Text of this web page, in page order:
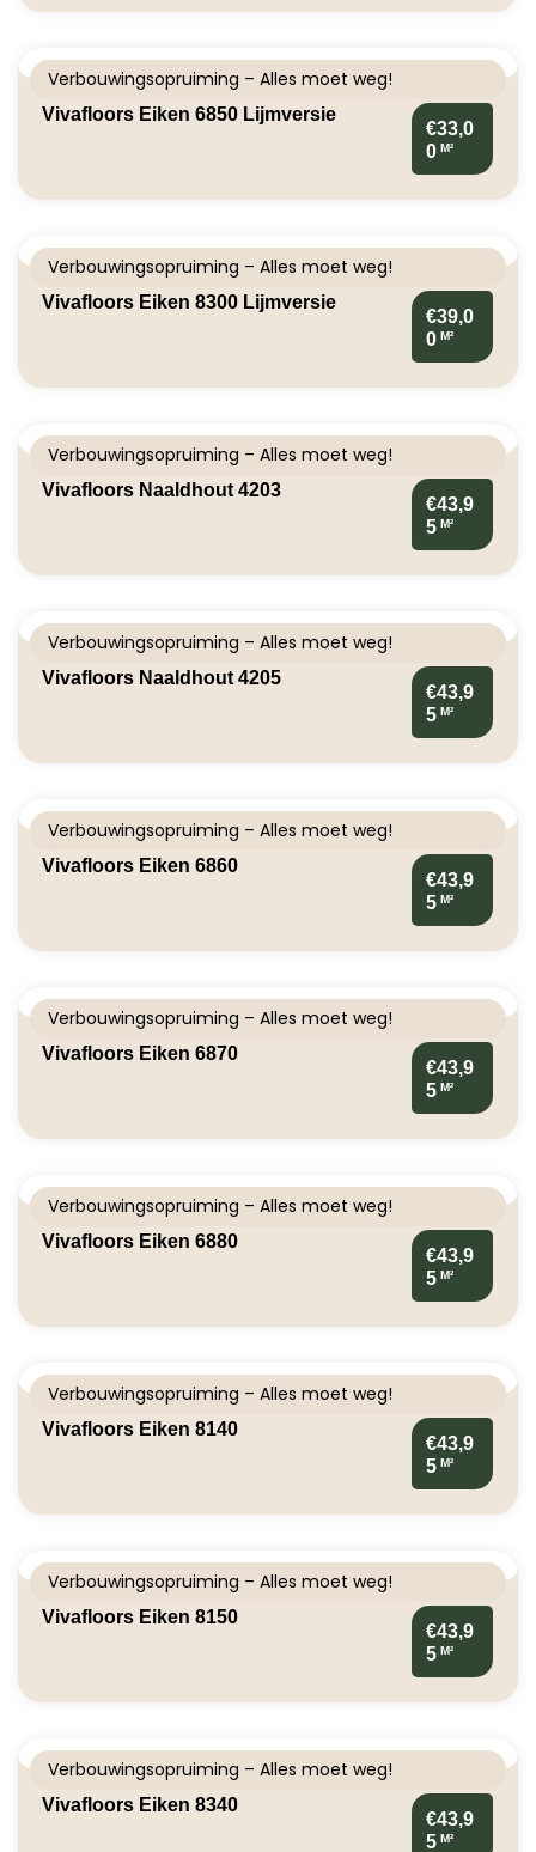
Verbouwingsopruiming – Alles moet weg!
Vivafloors Eiken 6850 Lijmversie
€33,0
0 M²
Verbouwingsopruiming – Alles moet weg!
Vivafloors Eiken 8300 Lijmversie
€39,0
0 M²
Verbouwingsopruiming – Alles moet weg!
Vivafloors Naaldhout 4203
€43,9
5 M²
Verbouwingsopruiming – Alles moet weg!
Vivafloors Naaldhout 4205
€43,9
5 M²
Verbouwingsopruiming – Alles moet weg!
Vivafloors Eiken 6860
€43,9
5 M²
Verbouwingsopruiming – Alles moet weg!
Vivafloors Eiken 6870
€43,9
5 M²
Verbouwingsopruiming – Alles moet weg!
Vivafloors Eiken 6880
€43,9
5 M²
Verbouwingsopruiming – Alles moet weg!
Vivafloors Eiken 8140
€43,9
5 M²
Verbouwingsopruiming – Alles moet weg!
Vivafloors Eiken 8150
€43,9
5 M²
Verbouwingsopruiming – Alles moet weg!
Vivafloors Eiken 8340
€43,9
5 M²